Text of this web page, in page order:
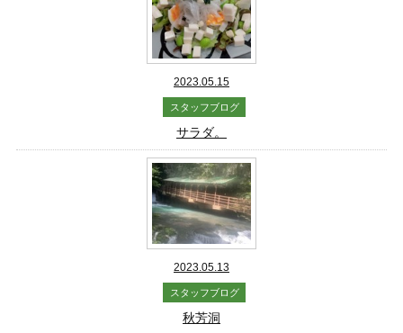
2023.05.15
スタッフブログ
サラダ。
2023.05.13
スタッフブログ
秋芳洞